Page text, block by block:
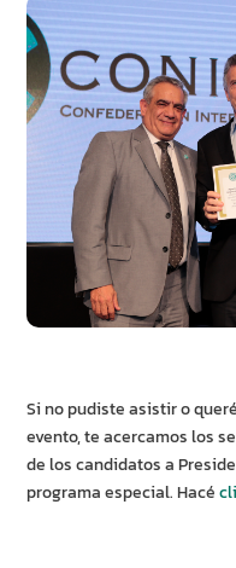
Si no pudiste asistir o
evento, te acercamos los
de los candidatos a
programa especial. Hacé